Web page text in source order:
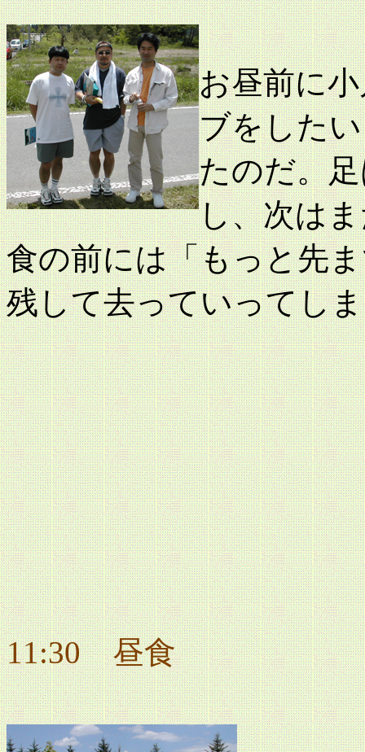
お昼前に
ブをした
たのだ。
し、次は
食の前には「もっと先
残して去っていってし
11:30 昼食